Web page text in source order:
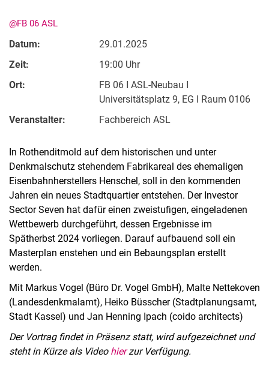
Stellenausschreibungen
Publikationen
Presse- und Öffentlichkeitsarbeit
Webseite R:ein
@FB 06 ASL
Datum:
29.01.2025
Zeit:
19:00 Uhr
Ort:
FB 06 I ASL-Neubau I
Universitätsplatz 9, EG I Raum 0106
Veranstalter:
Fachbereich ASL
In Rothenditmold auf dem historischen und unter
Denkmalschutz stehendem Fabrikareal des ehemaligen
Eisenbahnherstellers Henschel, soll in den kommenden
Jahren ein neues Stadtquartier entstehen. Der Investor
Sector Seven hat dafür einen zweistufigen, eingeladenen
Wettbewerb durchgeführt, dessen Ergebnisse im
Spätherbst 2024 vorliegen. Darauf aufbauend soll ein
Masterplan enstehen und ein Bebaungsplan erstellt
werden.
Mit Markus Vogel (Büro Dr. Vogel GmbH), Malte Nettekoven
(Landesdenkmalamt), Heiko Büsscher (Stadtplanungsamt,
Stadt Kassel) und Jan Henning Ipach (coido architects)
Der Vortrag findet in Präsenz statt, wird aufgezeichnet und
steht in Kürze als Video hierzur Verfügung.